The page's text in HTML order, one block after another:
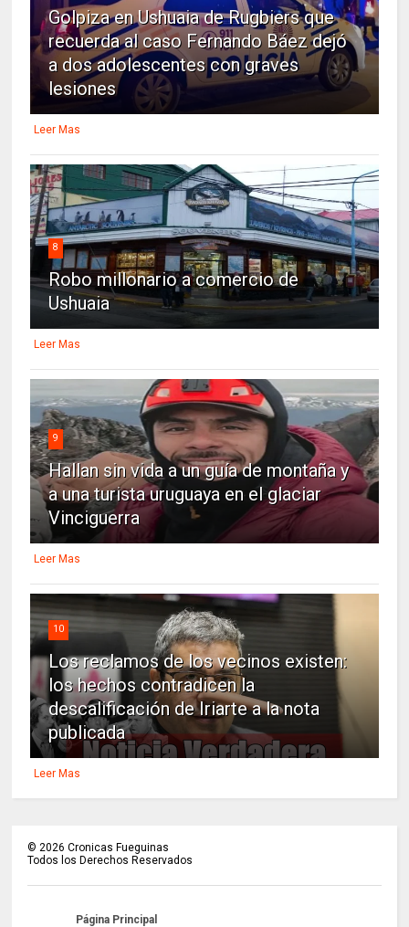
Golpiza en Ushuaia de Rugbiers que
recuerda al caso Fernando Báez dejó
a dos adolescentes con graves
lesiones
Leer Mas
8
Robo millonario a comercio de
Ushuaia
Leer Mas
9
Hallan sin vida a un guía de montaña y
a una turista uruguaya en el glaciar
Vinciguerra
Leer Mas
10
Los reclamos de los vecinos existen:
los hechos contradicen la
descalificación de Iriarte a la nota
publicada
Leer Mas
© 2026 Cronicas Fueguinas
Todos los Derechos Reservados
Página Principal